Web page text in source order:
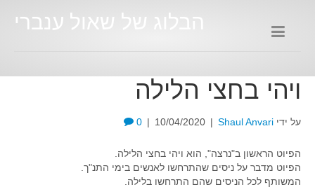
הבלוג של שאול ענברי
ויהי בחצי הלילה
על ידי Shaul Anvari
|
10/04/2020
|
0
הפיוט הראשון ב"נרצה", הוא ויהי בחצי הלילה.
הפיוט מדבר על ניסים שהתרחשו לאנשים בימי התנ"ך.
המשותף לכל הניסים שהם התרחשו בלילה.